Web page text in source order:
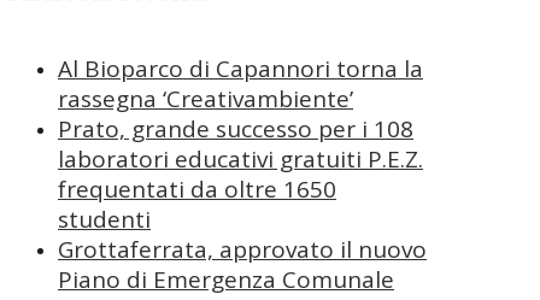
Al Bioparco di Capannori torna la
rassegna ‘Creativambiente’
Prato, grande successo per i 108
laboratori educativi gratuiti P.E.Z.
frequentati da oltre 1650
studenti
Grottaferrata, approvato il nuovo
Piano di Emergenza Comunale